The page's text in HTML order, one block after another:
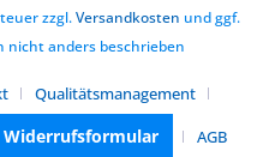
zzgl.Versandkosten und ggf.
nicht anders beschrieben
Qualitätsmanagement
Widerrufsformular
AGB